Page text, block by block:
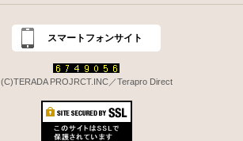
スマートフォンサイト
(C)TERADA PROJRCT.INC／Terapro Direct